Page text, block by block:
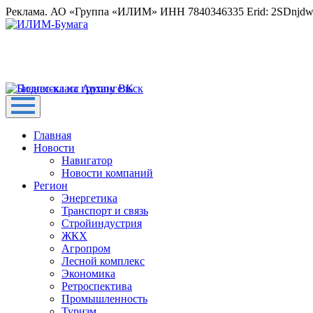
Реклама. АО «Группа «ИЛИМ» ИНН 7840346335 Erid:
Главная
Новости
Навигатор
Новости компаний
Регион
Энергетика
Транспорт и связь
Стройиндустрия
ЖКХ
Агропром
Лесной комплекс
Экономика
Ретроспектива
Промышленность